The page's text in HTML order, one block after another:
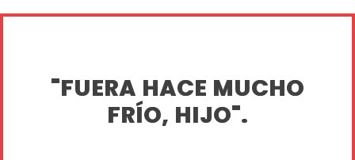
"FUERA HACE MUCHO
FRÍO, HIJO".